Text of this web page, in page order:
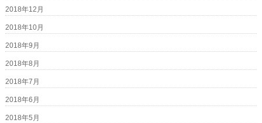
2018年12月
2018年10月
2018年9月
2018年8月
2018年7月
2018年6月
2018年5月